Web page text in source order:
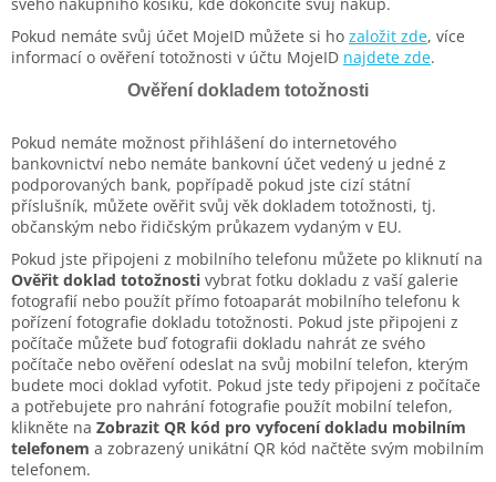
svého nákupního košíku, kde dokončíte svůj nákup.
Pokud nemáte svůj účet MojeID můžete si ho založit zde, více
informací o ověření totožnosti v účtu MojeID najdete zde.
Ověření dokladem totožnosti
Pokud nemáte možnost přihlášení do internetového
bankovnictví nebo nemáte bankovní účet vedený u jedné z
podporovaných bank, popřípadě pokud jste cizí státní
příslušník, můžete ověřit svůj věk dokladem totožnosti, tj.
občanským nebo řidičským průkazem vydaným v EU.
Pokud jste připojeni z mobilního telefonu můžete po kliknutí na
Ověřit doklad totožnosti vybrat fotku dokladu z vaší galerie
fotografií nebo použít přímo fotoaparát mobilního telefonu k
pořízení fotografie dokladu totožnosti. Pokud jste připojeni z
počítače můžete buď fotografii dokladu nahrát ze svého
počítače nebo ověření odeslat na svůj mobilní telefon, kterým
budete moci doklad vyfotit. Pokud jste tedy připojeni z počítače
a potřebujete pro nahrání fotografie použít mobilní telefon,
klikněte na Zobrazit QR kód pro vyfocení dokladu mobilním
telefonem a zobrazený unikátní QR kód načtěte svým mobilním
telefonem.